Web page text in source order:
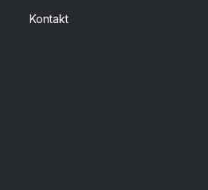
Kontakt